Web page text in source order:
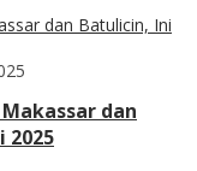
dan
2025